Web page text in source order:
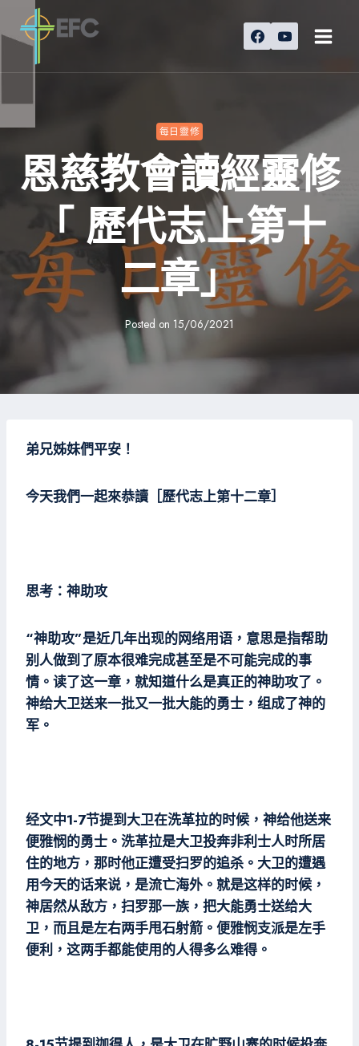
to
每日靈修
恩慈教會讀經靈修
「 歷代志上第十
二章」
Posted on 15/06/2021
弟兄姊妹們平安！
今天我們一起來恭讀［歷代志上第十二章］
思考：神助攻
“神助攻”是近几年出现的网络用语，意思是指帮助
别人做到了原本很难完成甚至是不可能完成的事
情。读了这一章，就知道什么是真正的神助攻了。
神给大卫送来一批又一批大能的勇士，组成了神的
军。
经文中1-7节提到大卫在洗革拉的时候，神给他送来
便雅悯的勇士。洗革拉是大卫投奔非利士人时所居
住的地方，那时他正遭受扫罗的追杀。大卫的遭遇
用今天的话来说，是流亡海外。就是这样的时候，
神居然从敌方，扫罗那一族，把大能勇士送给大
卫，而且是左右两手甩石射箭。便雅悯支派是左手
便利，这两手都能使用的人得多么难得。